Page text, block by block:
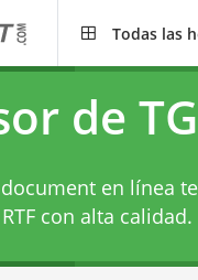
Todas las
de
en línea
con alta calidad.